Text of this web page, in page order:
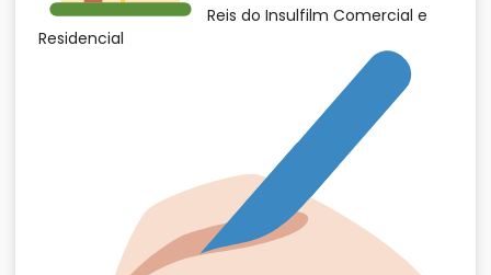
Reis do Insulfilm Comercial e
Residencial